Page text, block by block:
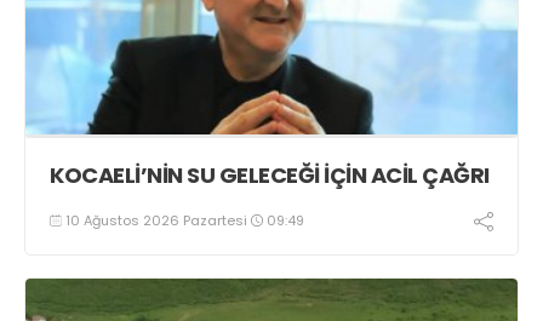
KOCAELİ’NİN SU GELECEĞİ İÇİN ACİL ÇAĞRI
10 Ağustos 2026 Pazartesi 09:49